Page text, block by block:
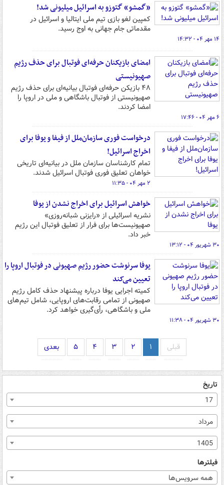
«گمشو» گتوزو به اسرائیل میلیونی شد!
کمپین لغو بازی تیم ملی ایتالیا و اسرائیل در
مقدماتی جام جهانی به اوج رسید.
۱۴ مهر ۰۴ - ۱۴:۳۲
امضای بازیکنان حرفه‌ای فوتبال برای حذف رژیم
صهیونیستی
۴۸ بازیکن حرفه‌ای فوتبال بیانیه‌ای برای حذف رژیم
صهیونیستی از فوتبال باشگاهی و ملی در اروپا را
امضا کردند.
۶ مهر ۰۴ - ۱۷:۴۶
درخواست فوری سازمان‌ملل از فیفا و یوفا برای
اخراج اسرائیل!
تمام کارشناسان سازمان ملل در بیانیه‌ای تاریخی
خواهان تعلیق فوری فوتبال اسرائیل شدند.
۲ مهر ۰۴ - ۱۱:۳۵
خواهش اسرائیل برای اخراج نشدن از یوفا
نشریه اسرائیلی از «رایزنی شبانه‌روزی»
صهیونیست‌ها برای فرار از تعلیق فوتبال این رژیم
خبر داد.
۳۰ شهریور ۰۴ - ۱۳:۱۲
یوفا سرنوشت حضور رژیم صهیونی در فوتبال اروپا را
تعیین می‌کند
کمیته اجرایی یوفا درباره پیشنهاد حذف کامل رژیم
صهیونی از تمامی رقابت‌های اروپایی، شامل تیم‌های
ملی و باشگاهی‌، رأی‌گیری خواهد کرد.
۳۰ شهریور ۰۴ - ۱۱:۳۸
قبلی ۱ ۲ ۳ ۴ ۵ بعدی
تاریخ
17
مرداد
1405
فیلترها
همه سرویس‌ها